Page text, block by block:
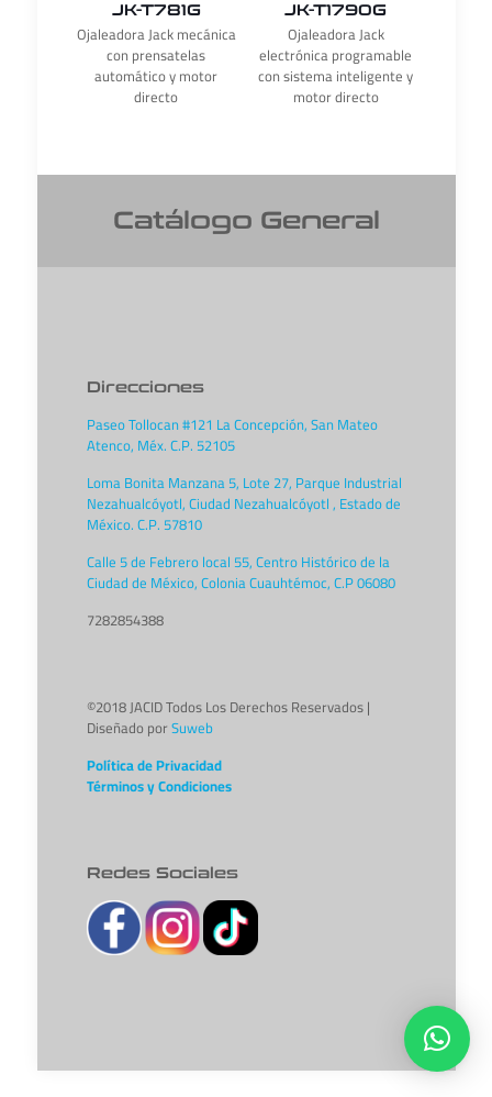
JK-T781G
Ojaleadora Jack mecánica
con prensatelas
automático y motor
directo
JK-T1790G
Ojaleadora Jack
electrónica programable
con sistema inteligente y
motor directo
Catálogo General
Direcciones
Paseo Tollocan #121 La Concepción, San Mateo
Atenco, Méx. C.P. 52105
Loma Bonita Manzana 5, Lote 27, Parque Industrial
Nezahualcóyotl, Ciudad Nezahualcóyotl , Estado de
México. C.P. 57810
Calle 5 de Febrero local 55, Centro Histórico de la
Ciudad de México, Colonia Cuauhtémoc, C.P 06080
7282854388
©2018 JACID Todos Los Derechos Reservados |
Diseñado porSuweb
Política de Privacidad
Términos y Condiciones
Redes Sociales